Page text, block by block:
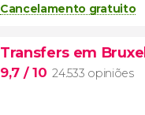
Cancelamento gratuito
Transfers em
9,7 / 10 24.533 opiniões